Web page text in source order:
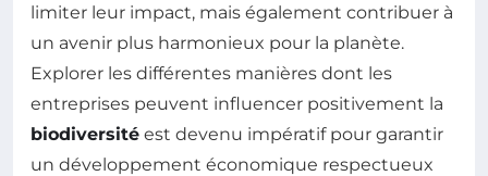
limiter leur impact, mais également contribuer à
un avenir plus harmonieux pour la planète.
Explorer les différentes manières dont les
entreprises peuvent influencer positivement la
biodiversité est devenu impératif pour garantir
un développement économique respectueux